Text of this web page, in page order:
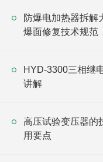
防爆电加热器拆解
爆面修复技术规范
HYD-3300三相继
讲解
高压试验变压器的
用要点